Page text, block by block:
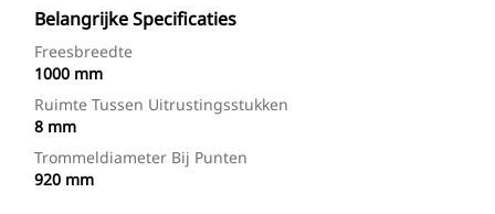
Belangrijke Specificaties
Freesbreedte
1000 mm
Ruimte Tussen Uitrustingsstukken
8 mm
Trommeldiameter Bij Punten
920 mm